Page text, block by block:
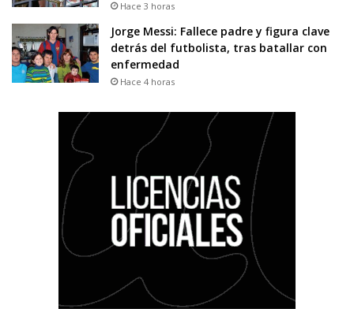
Hace 3 horas
Jorge Messi: Fallece padre y figura clave
detrás del futbolista, tras batallar con
enfermedad
Hace 4 horas